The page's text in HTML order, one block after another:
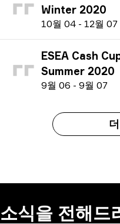
Winter 2020
10월 04 - 12월 07
ESEA Cash
Summer 2020
9월 06 - 9월 07
소식을 전해드